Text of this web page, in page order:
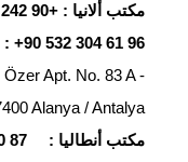
مكتب ألانيا : +90 242 518 2425
: +90 532 304 61 96
Apt. No. 83 A -
Alanya / Antalya
مكتب أنطاليا :
87